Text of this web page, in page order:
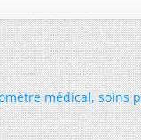
médical,soins